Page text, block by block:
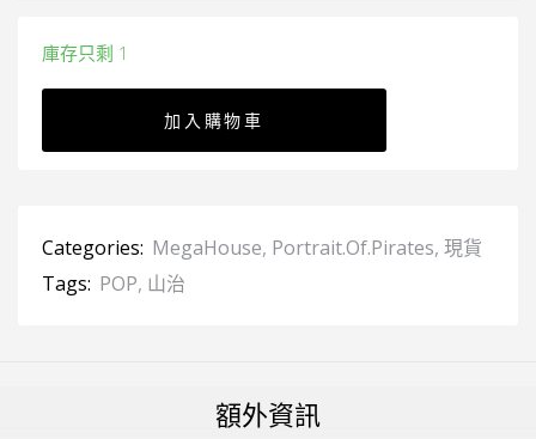
庫存只剩 1
加入購物車
Categories: MegaHouse, Portrait.Of.Pirates, 現貨
Tags: POP, 山治
額外資訊